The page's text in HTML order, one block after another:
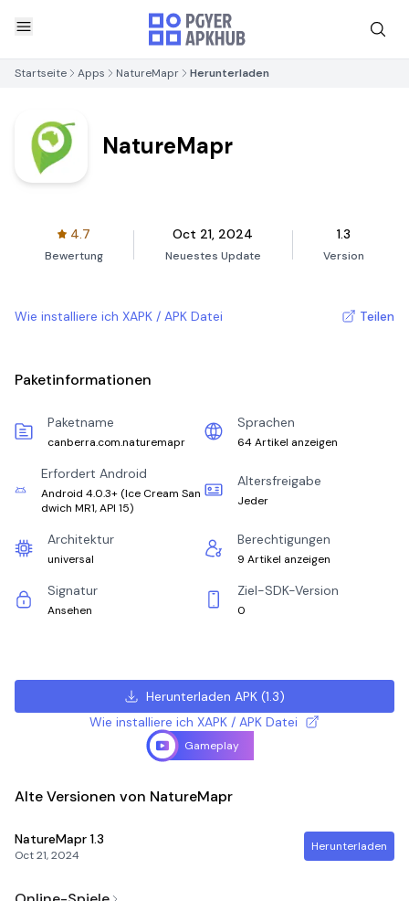
Startseite Apps NatureMapr Herunterladen
NatureMapr
4.7
Bewertung
Oct 21, 2024
Neuestes Update
1.3
Version
Wie installiere ich XAPK / APK Datei Teilen
Paketinformationen
Paketname
canberra.com.naturemapr
Sprachen
64 Artikel anzeigen
Erfordert Android
Android 4.0.3+(Ice Cream San
dwich MR1, API 15)
Altersfreigabe
Jeder
Architektur
universal
Berechtigungen
9 Artikel anzeigen
Signatur
Ansehen
Ziel-SDK-Version
0
Herunterladen APK(1.3)
Wie installiere ich XAPK / APK Datei
Gameplay
Alte Versionen von NatureMapr
NatureMapr 1.3
Oct 21, 2024
Herunterladen